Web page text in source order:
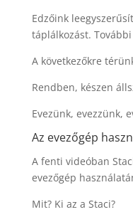
Edzőink
táplálkozást.
A következőkre
Rendben, készen
Evezünk, evezzünk,
Az evezőgép
A fenti videóban
evezőgép
Mit? Ki az a Staci?